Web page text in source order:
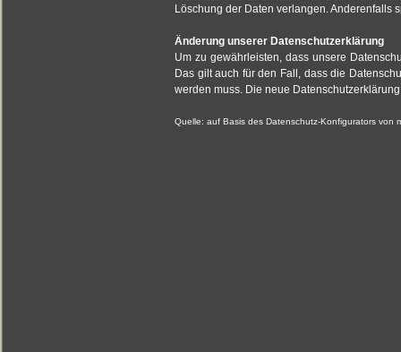
Löschung der Daten verlangen. Anderenfalls
Änderung unserer Datenschutzerklärung
Um zu gewährleisten, dass unsere
Das gilt auch für den Fall, dass die
werden muss. Die neue
Quelle: auf Basis des Datenschutz-Konfigurators von